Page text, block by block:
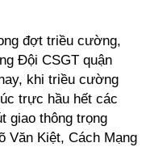
đợt triều cường,
Đội CSGT quận
khi triều cường
trực hầu hết các
giao thông trọng
Văn Kiệt, Cách Mạng